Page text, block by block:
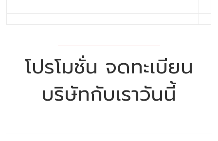
โปรโมชั่น จดทะเบียน
บริษัทกับเราวันนี้